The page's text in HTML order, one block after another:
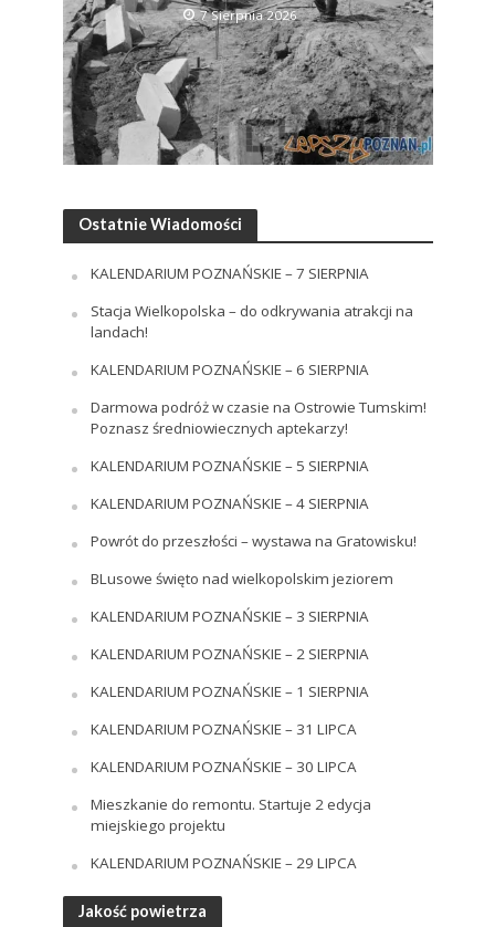
7 Sierpnia 2026
Ostatnie Wiadomości
KALENDARIUM POZNAŃSKIE – 7 SIERPNIA
Stacja Wielkopolska – do odkrywania atrakcji na
landach!
KALENDARIUM POZNAŃSKIE – 6 SIERPNIA
Darmowa podróż w czasie na Ostrowie Tumskim!
Poznasz średniowiecznych aptekarzy!
KALENDARIUM POZNAŃSKIE – 5 SIERPNIA
KALENDARIUM POZNAŃSKIE – 4 SIERPNIA
Powrót do przeszłości – wystawa na Gratowisku!
BLusowe święto nad wielkopolskim jeziorem
KALENDARIUM POZNAŃSKIE – 3 SIERPNIA
KALENDARIUM POZNAŃSKIE – 2 SIERPNIA
KALENDARIUM POZNAŃSKIE – 1 SIERPNIA
KALENDARIUM POZNAŃSKIE – 31 LIPCA
KALENDARIUM POZNAŃSKIE – 30 LIPCA
Mieszkanie do remontu. Startuje 2 edycja
miejskiego projektu
KALENDARIUM POZNAŃSKIE – 29 LIPCA
Jakość powietrza